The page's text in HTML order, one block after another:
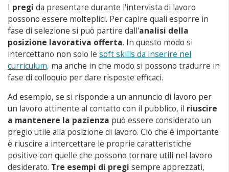
I pregi da presentare durante l'intervista di lavoro
possono essere molteplici. Per capire quali esporre in
fase di selezione si può partire dall'analisi della
posizione lavorativa offerta. In questo modo si
intercettano non solo le soft skills da inserire nel
curriculum, ma anche in che modo si possono tradurre in
fase di colloquio per dare risposte efficaci.
Ad esempio, se si risponde a un annuncio di lavoro per
un lavoro attinente al contatto con il pubblico, il riuscire
a mantenere la pazienza può essere considerato un
pregio utile alla posizione di lavoro. Ciò che è importante
è riuscire a intercettare le proprie caratteristiche
positive con quelle che possono tornare utili nel lavoro
desiderato. Tre esempi di pregi sempre apprezzati,